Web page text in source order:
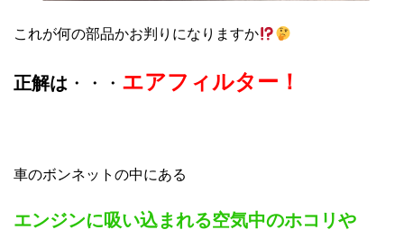
これが何の部品かお判りになりますか
正解は ・・・ エアフィルター！
車のボンネットの中にある
エンジンに吸い込まれる空気中のホコリや